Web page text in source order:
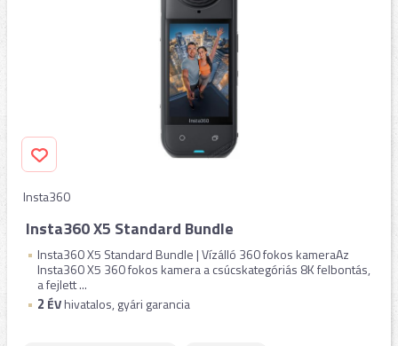
Insta360
Insta360 X5 Standard Bundle
Insta360 X5 Standard Bundle | Vízálló 360 fokos kameraAz
Insta360 X5 360 fokos kamera a csúcskategóriás 8K felbontás,
a fejlett ...
2 ÉVhivatalos, gyári garancia